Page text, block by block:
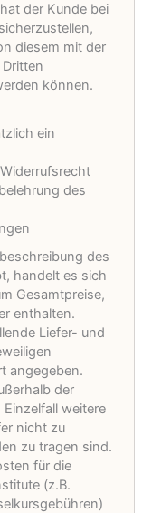
der Kunde bei
diesem mit der
können.
ein
des
des
handelt es sich
Gesamtpreise,
enthalten.
Liefer- und
angegeben.
der
weitere
nicht zu
zu tragen sind.
für die
(z.B.